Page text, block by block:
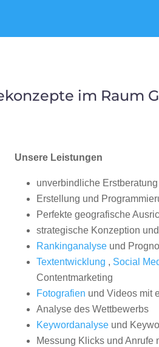
im Raum
Unsere Leistungen
unverbindliche Erstberatung
Erstellung und
Perfekte geografische
strategische Konzeption
Rankinganalyseund
Textentwicklung , Social
Contentmarketing
Fotografien und Videos mit
Analyse des Wettbewerbs
Keywordanalyseund
Messung Klicks und Anrufe